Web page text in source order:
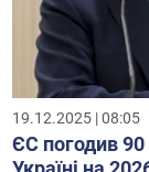
19.12.2025 | 08:05
ЄС погодив 90